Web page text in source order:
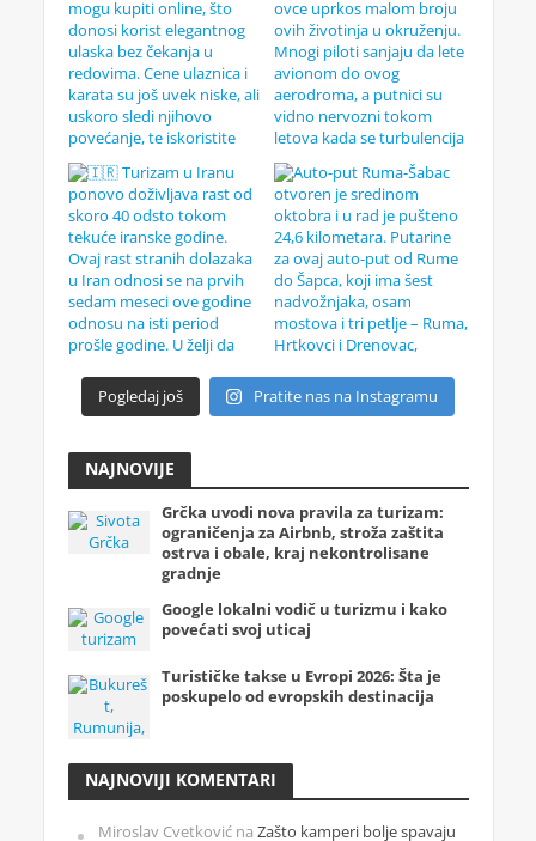
Pogledaj još Pratite nas na Instagramu
NAJNOVIJE
Grčka uvodi nova pravila za turizam:
ograničenja za Airbnb, stroža zaštita
ostrva i obale, kraj nekontrolisane
gradnje
Google lokalni vodič u turizmu i kako
povećati svoj uticaj
Turističke takse u Evropi 2026: Šta je
poskupelo od evropskih destinacija
NAJNOVIJI KOMENTARI
Miroslav Cvetkovićna Zašto kamperi bolje spavaju